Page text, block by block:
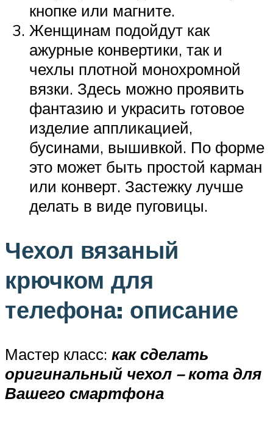
кнопке или магните.
Женщинам подойдут как
ажурные конвертики, так и
чехлы плотной монохромной
вязки. Здесь можно проявить
фантазию и украсить готовое
изделие аппликацией,
бусинами, вышивкой. По форме
это может быть простой карман
или конверт. Застежку лучше
делать в виде пуговицы.
Чехол вязаный
крючком для
телефона: описание
Мастер класс: как сделать
оригинальный чехол – кота для
Вашего смартфона